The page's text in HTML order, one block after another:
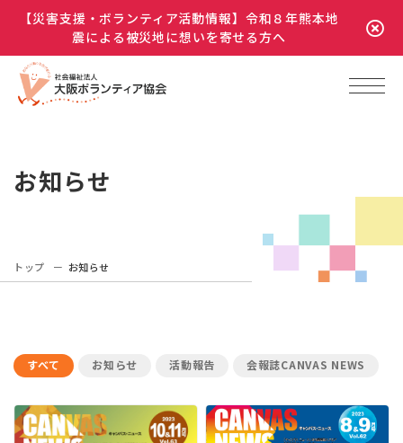
【災害支援・ボランティア活動情報】令和８年熊本地
震による被災地に想いを寄せる方へ
お知らせ
トップ お知らせ
すべて お知らせ 活動報告 会報誌CANVAS NEWS